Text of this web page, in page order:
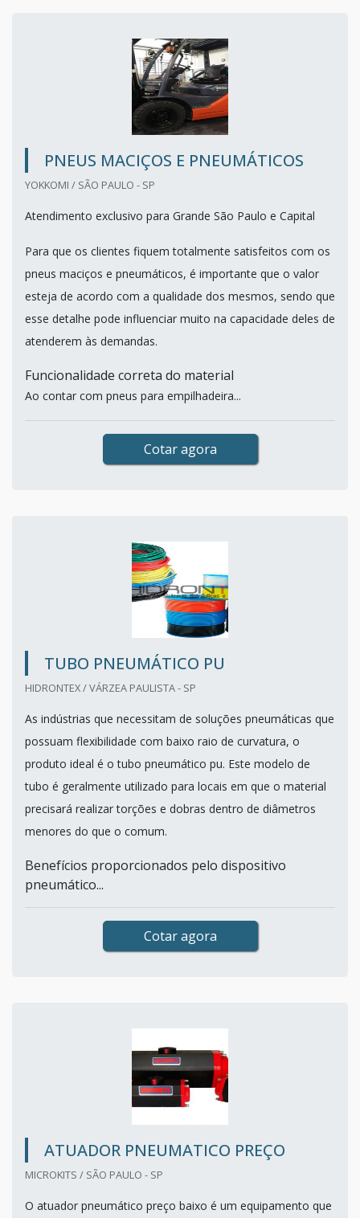
PNEUS MACIÇOS E PNEUMÁTICOS
YOKKOMI / SÃO PAULO - SP
Atendimento exclusivo para Grande São Paulo e Capital
Para que os clientes fiquem totalmente satisfeitos com os
pneus maciços e pneumáticos, é importante que o valor
esteja de acordo com a qualidade dos mesmos, sendo que
esse detalhe pode influenciar muito na capacidade deles de
atenderem às demandas.
Funcionalidade correta do material
Ao contar com pneus para empilhadeira...
Cotar agora
TUBO PNEUMÁTICO PU
HIDRONTEX / VÁRZEA PAULISTA - SP
As indústrias que necessitam de soluções pneumáticas que
possuam flexibilidade com baixo raio de curvatura, o
produto ideal é o tubo pneumático pu. Este modelo de
tubo é geralmente utilizado para locais em que o material
precisará realizar torções e dobras dentro de diâmetros
menores do que o comum.
Benefícios proporcionados pelo dispositivo
pneumático...
Cotar agora
ATUADOR PNEUMATICO PREÇO
MICROKITS / SÃO PAULO - SP
O atuador pneumático preço baixo é um equipamento que